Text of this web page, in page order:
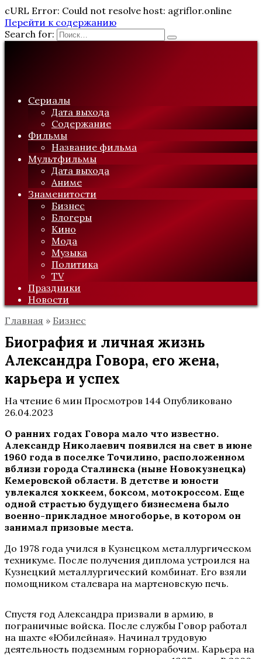
cURL Error: Could not resolve host: agriflor.online
Перейти к содержанию
Search for:
Сериалы
Дата выхода
Содержание
Фильмы
Название фильма
Мультфильмы
Дата выхода
Аниме
Знаменитости
Бизнес
Блогеры
Кино
Мода
Музыка
Политика
TV
Праздники
Новости
Главная » Бизнес
Биография и личная жизнь
Александра Говора, его жена,
карьера и успех
На чтение 6 мин Просмотров 144 Опубликовано
26.04.2023
О ранних годах Говора мало что известно.
Александр Николаевич появился на свет в июне
1960 года в поселке Точилино, расположенном
вблизи города Сталинска (ныне Новокузнецка)
Кемеровской области. В детстве и юности
увлекался хоккеем, боксом, мотокроссом. Еще
одной страстью будущего бизнесмена было
военно-прикладное многоборье, в котором он
занимал призовые места.
До 1978 года учился в Кузнецком металлургическом
техникуме. После получения диплома устроился на
Кузнецкий металлургический комбинат. Его взяли
помощником сталевара на мартеновскую печь.
Спустя год Александра призвали в армию, в
пограничные войска. После службы Говор работал
на шахте «Юбилейная». Начинал трудовую
деятельность подземным горнорабочим. Карьера на